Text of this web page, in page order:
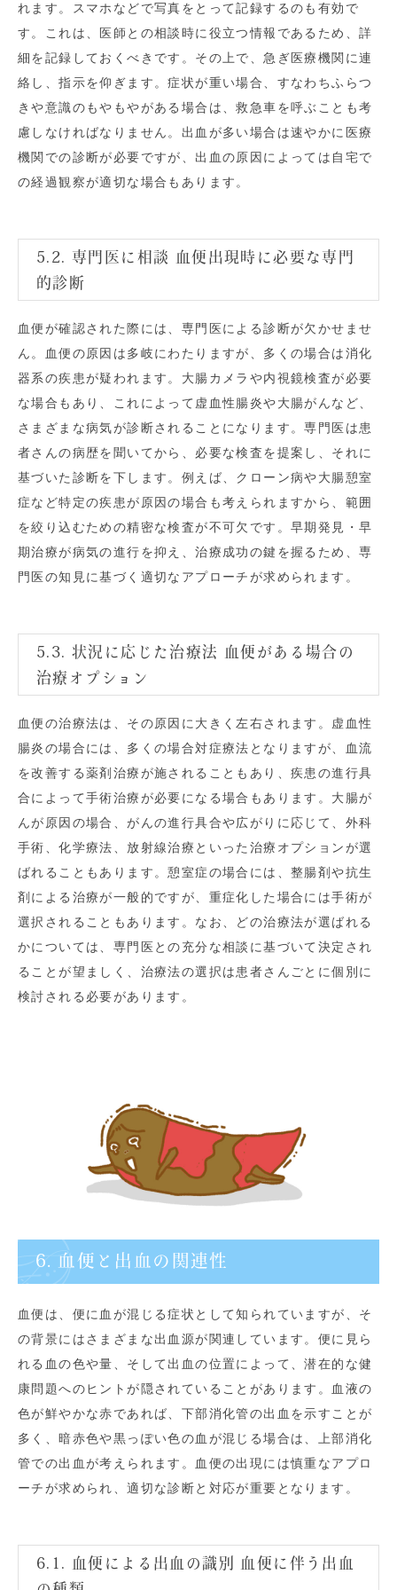
れます。スマホなどで写真をとって記録するのも有効で
す。これは、医師との相談時に役立つ情報であるため、詳
細を記録しておくべきです。その上で、急ぎ医療機関に連
絡し、指示を仰ぎます。症状が重い場合、すなわちふらつ
きや意識のもやもやがある場合は、救急車を呼ぶことも考
慮しなければなりません。出血が多い場合は速やかに医療
機関での診断が必要ですが、出血の原因によっては自宅で
の経過観察が適切な場合もあります。
5.2. 専門医に相談 血便出現時に必要な専門
的診断
血便が確認された際には、専門医による診断が欠かせませ
ん。血便の原因は多岐にわたりますが、多くの場合は消化
器系の疾患が疑われます。大腸カメラや内視鏡検査が必要
な場合もあり、これによって虚血性腸炎や大腸がんなど、
さまざまな病気が診断されることになります。専門医は患
者さんの病歴を聞いてから、必要な検査を提案し、それに
基づいた診断を下します。例えば、クローン病や大腸憩室
症など特定の疾患が原因の場合も考えられますから、範囲
を絞り込むための精密な検査が不可欠です。早期発見・早
期治療が病気の進行を抑え、治療成功の鍵を握るため、専
門医の知見に基づく適切なアプローチが求められます。
5.3. 状況に応じた治療法 血便がある場合の
治療オプション
血便の治療法は、その原因に大きく左右されます。虚血性
腸炎の場合には、多くの場合対症療法となりますが、血流
を改善する薬剤治療が施されることもあり、疾患の進行具
合によって手術治療が必要になる場合もあります。大腸が
んが原因の場合、がんの進行具合や広がりに応じて、外科
手術、化学療法、放射線治療といった治療オプションが選
ばれることもあります。憩室症の場合には、整腸剤や抗生
剤による治療が一般的ですが、重症化した場合には手術が
選択されることもあります。なお、どの治療法が選ばれる
かについては、専門医との充分な相談に基づいて決定され
ることが望ましく、治療法の選択は患者さんごとに個別に
検討される必要があります。
6. 血便と出血の関連性
血便は、便に血が混じる症状として知られていますが、そ
の背景にはさまざまな出血源が関連しています。便に見ら
れる血の色や量、そして出血の位置によって、潜在的な健
康問題へのヒントが隠されていることがあります。血液の
色が鮮やかな赤であれば、下部消化管の出血を示すことが
多く、暗赤色や黒っぽい色の血が混じる場合は、上部消化
管での出血が考えられます。血便の出現には慎重なアプロ
ーチが求められ、適切な診断と対応が重要となります。
6.1. 血便による出血の識別 血便に伴う出血